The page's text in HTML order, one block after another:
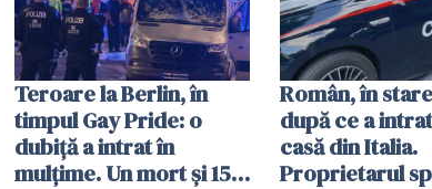
Teroare la Berlin, în
timpul Gay Pride: o
dubiță a intrat în
mulțime. Un mort și 15
Român, în
după ce a
casă din Italia.
Proprietarul